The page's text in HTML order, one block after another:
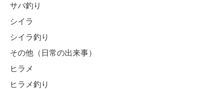
サバ釣り
シイラ
シイラ釣り
その他（日常の出来事）
ヒラメ
ヒラメ釣り